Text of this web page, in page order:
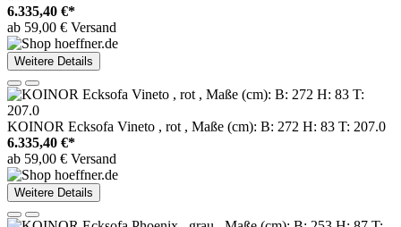
6.335,40 €*
ab 59,00 € Versand
Weitere Details
KOINOR Ecksofa Vineto , rot , Maße (cm): B: 272 H: 83 T: 207.0
6.335,40 €*
ab 59,00 € Versand
Weitere Details